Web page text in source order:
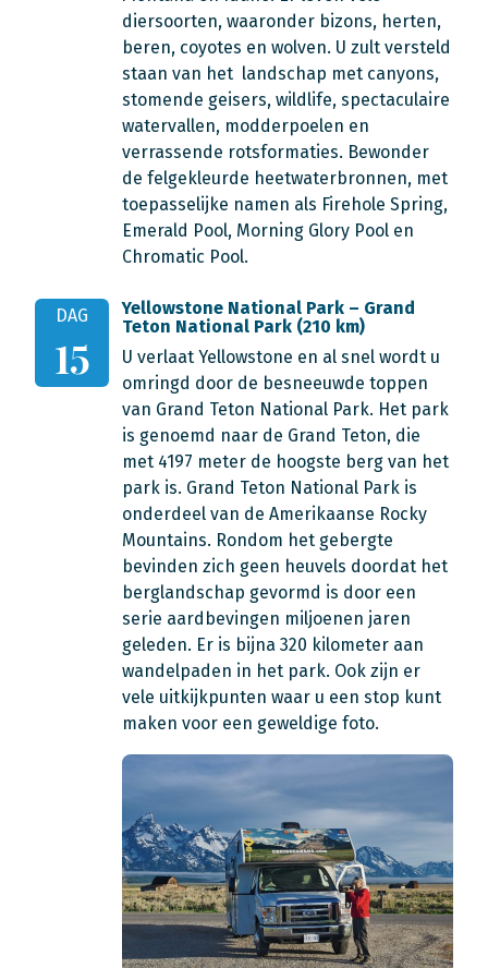
diersoorten, waaronder bizons, herten,
beren, coyotes en wolven. U zult versteld
staan van het landschap met canyons,
stomende geisers, wildlife, spectaculaire
watervallen, modderpoelen en
verrassende rotsformaties. Bewonder
de felgekleurde heetwaterbronnen, met
toepasselijke namen als Firehole Spring,
Emerald Pool, Morning Glory Pool en
Chromatic Pool.
DAG
15
Yellowstone National Park – Grand
Teton National Park (210 km)
U verlaat Yellowstone en al snel wordt u
omringd door de besneeuwde toppen
van Grand Teton National Park. Het park
is genoemd naar de Grand Teton, die
met 4197 meter de hoogste berg van het
park is. Grand Teton National Park is
onderdeel van de Amerikaanse Rocky
Mountains. Rondom het gebergte
bevinden zich geen heuvels doordat het
berglandschap gevormd is door een
serie aardbevingen miljoenen jaren
geleden. Er is bijna 320 kilometer aan
wandelpaden in het park. Ook zijn er
vele uitkijkpunten waar u een stop kunt
maken voor een geweldige foto.